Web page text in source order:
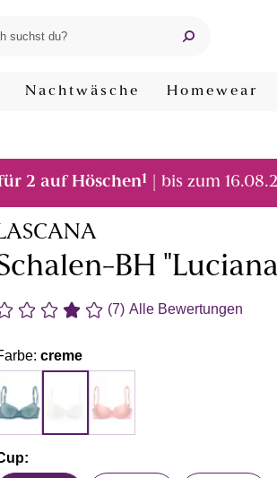
Nachtwäsche Homewear
2 auf Höschen1 | bis zum
BH
(7) Alle Bewertungen
creme